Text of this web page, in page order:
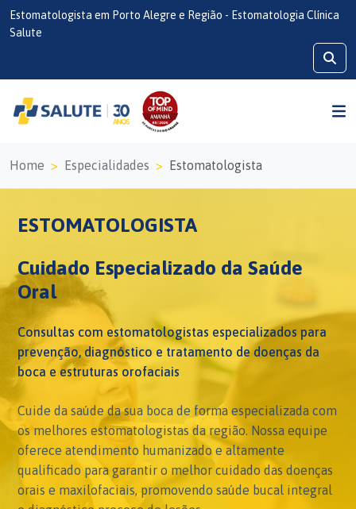
Estomatologista em Porto Alegre e Região - Estomatologia Clínica
Salute
Home Especialidades Estomatologista
ESTOMATOLOGISTA
Cuidado Especializado da Saúde
Oral
Consultas com estomatologistas especializados para
prevenção, diagnóstico e tratamento de doenças da
boca e estruturas orofaciais
Cuide da saúde da sua boca de forma especializada com
os melhores estomatologistas da região. Nossa equipe
oferece atendimento humanizado e altamente
qualificado para garantir o melhor cuidado das doenças
orais e maxilofaciais, promovendo saúde bucal integral